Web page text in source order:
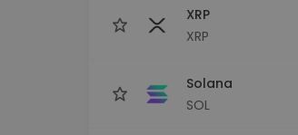
XRP
XRP
Solana
SOL